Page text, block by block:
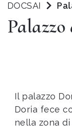
DOCSAI
Il palazzo
Doria fece
nella zona